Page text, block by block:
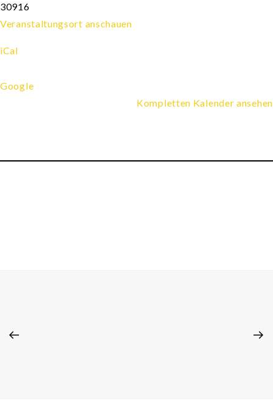
30916
Veranstaltungsort anschauen
iCal
Google
Kompletten Kalender ansehen